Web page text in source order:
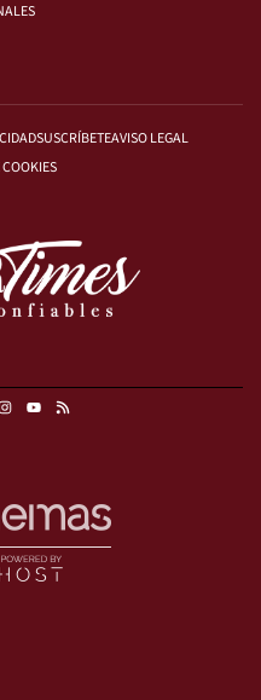
SUSCRÍBETEAVISO LEGAL
InstagramRSS